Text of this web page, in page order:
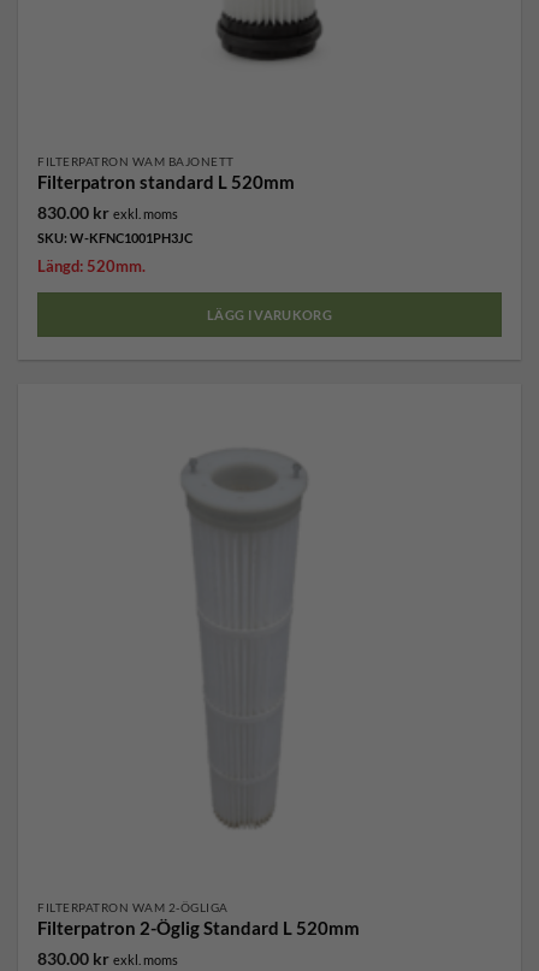
FILTERPATRON WAM BAJONETT
Filterpatron standard L 520mm
830.00 kr exkl. moms
SKU: W-KFNC1001PH3JC
Längd: 520mm.
LÄGG I VARUKORG
FILTERPATRON WAM 2-ÖGLIGA
Filterpatron 2-Öglig Standard L 520mm
830.00 kr exkl. moms